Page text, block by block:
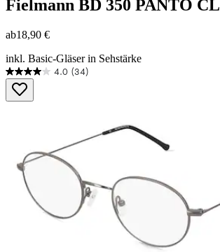
Fielmann BD 350 PANTO CL
ab18,90 €
inkl. Basic-Gläser in Sehstärke
4.0 (34)
4.0
von
5